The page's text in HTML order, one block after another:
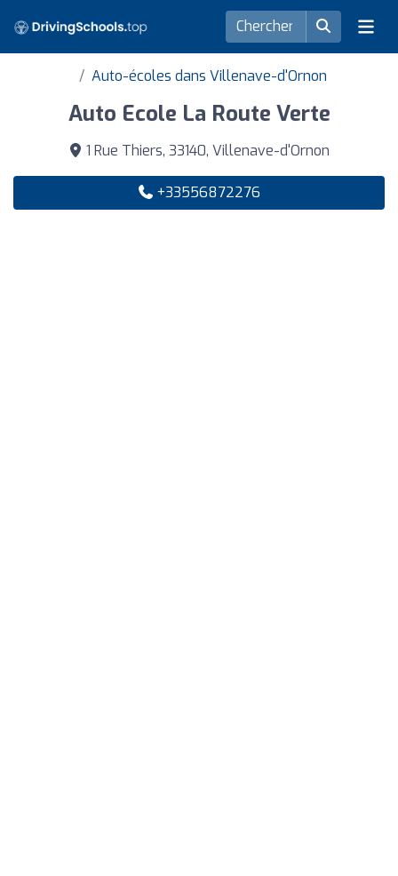
Auto-écoles dans Villenave-d'Ornon
Auto Ecole La Route Verte
1 Rue Thiers, 33140, Villenave-d'Ornon
+33556872276